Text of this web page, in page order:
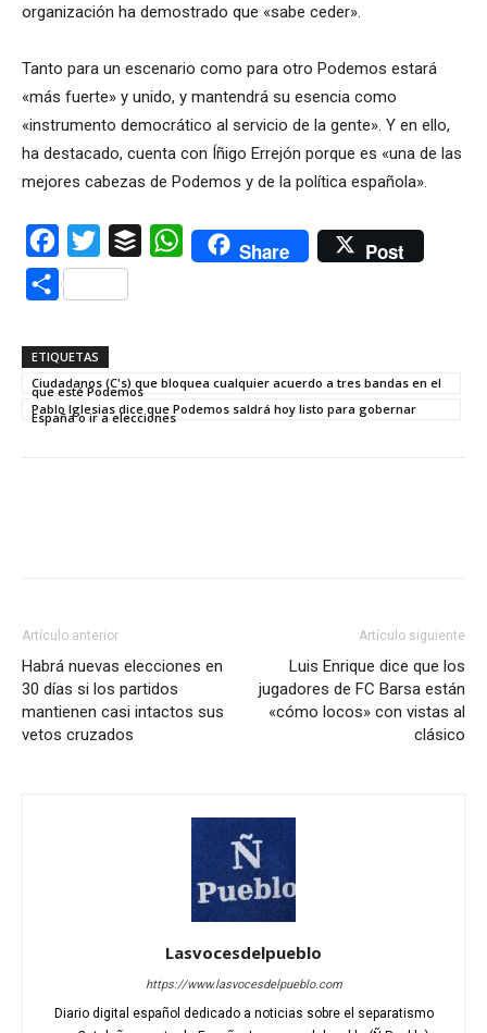
organización ha demostrado que «sabe ceder».
Tanto para un escenario como para otro Podemos estará
«más fuerte» y unido, y mantendrá su esencia como
«instrumento democrático al servicio de la gente». Y en ello,
ha destacado, cuenta con Íñigo Errejón porque es «una de las
mejores cabezas de Podemos y de la política española».
Facebook
Twitter Buffer WhatsAppShare Post
Compartir
ETIQUETAS
Ciudadanos (C's) que bloquea cualquier acuerdo a tres bandas en el
que esté Podemos
Pablo Iglesias dice que Podemos saldrá hoy listo para gobernar
España o ir a elecciones
Artículo anterior
Habrá nuevas elecciones en
30 días si los partidos
mantienen casi intactos sus
vetos cruzados
Artículo siguiente
Luis Enrique dice que los
jugadores de FC Barsa están
«cómo locos» con vistas al
clásico
Lasvocesdelpueblo
https://www.lasvocesdelpueblo.com
Diario digital español dedicado a noticias sobre el separatismo